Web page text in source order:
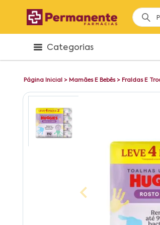
Categorias
Página Inicial > Mamães E Bebês> Fraldas E